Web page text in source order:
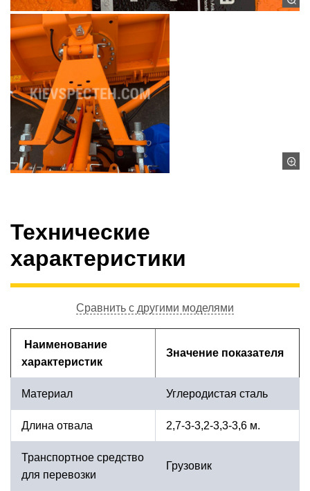
Технические
характеристики
Сравнить с другими моделями
Наименование
характеристик
Значение показателя
Материал Углеродистая сталь
Длина отвала 2,7-3-3,2-3,3-3,6 м.
Транспортное средство
для перевозки
Грузовик